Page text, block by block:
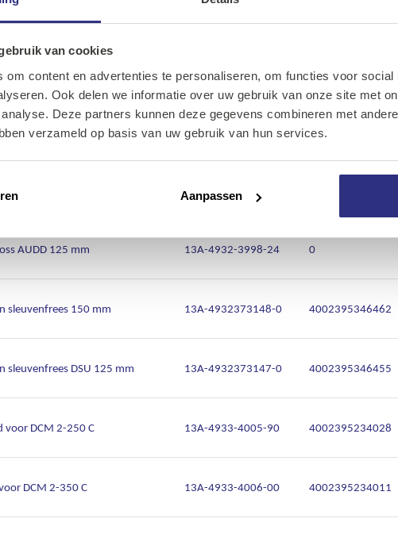
van cookies
om content en advertenties te personaliseren, om functies voor social
Ook delen we informatie over uw gebruik van onze site met
Deze partners kunnen deze gegevens combineren met
verzameld op basis van uw gebruik van hun services.
Aanpassen
Onze diensten
Over Kalkhuis
Contact
Artikelnr. EAN
162 mm 2-toerig droog 13A-4933-3686-90 4002395232505
mm 3-toerig nat/droog 13A-4933-4280-00
AUDD 125 mm 13A-4932-3998-24 0
sleuvenfrees 150 mm 13A-4932373148-0 4002395346462
DSU 125 mm 13A-4932373147-0 4002395346455
voor DCM 2-250 C 13A-4933-4005-90 4002395234028
DCM 2-350 C 13A-4933-4006-00 4002395234011